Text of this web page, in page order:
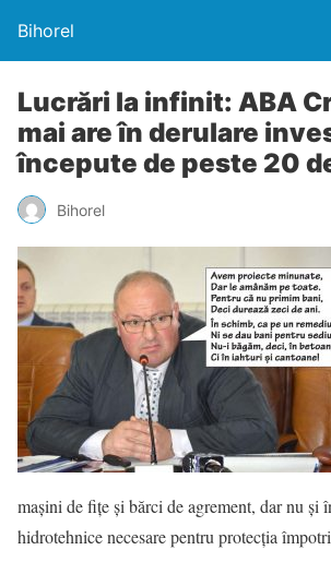
Bihorel
Lucrări la infinit: ABA
mai are în derulare
începute de peste 20
Bihorel
maşini de fiţe şi bărci de agrement, dar nu şi
hidrotehnice necesare pentru protecţia